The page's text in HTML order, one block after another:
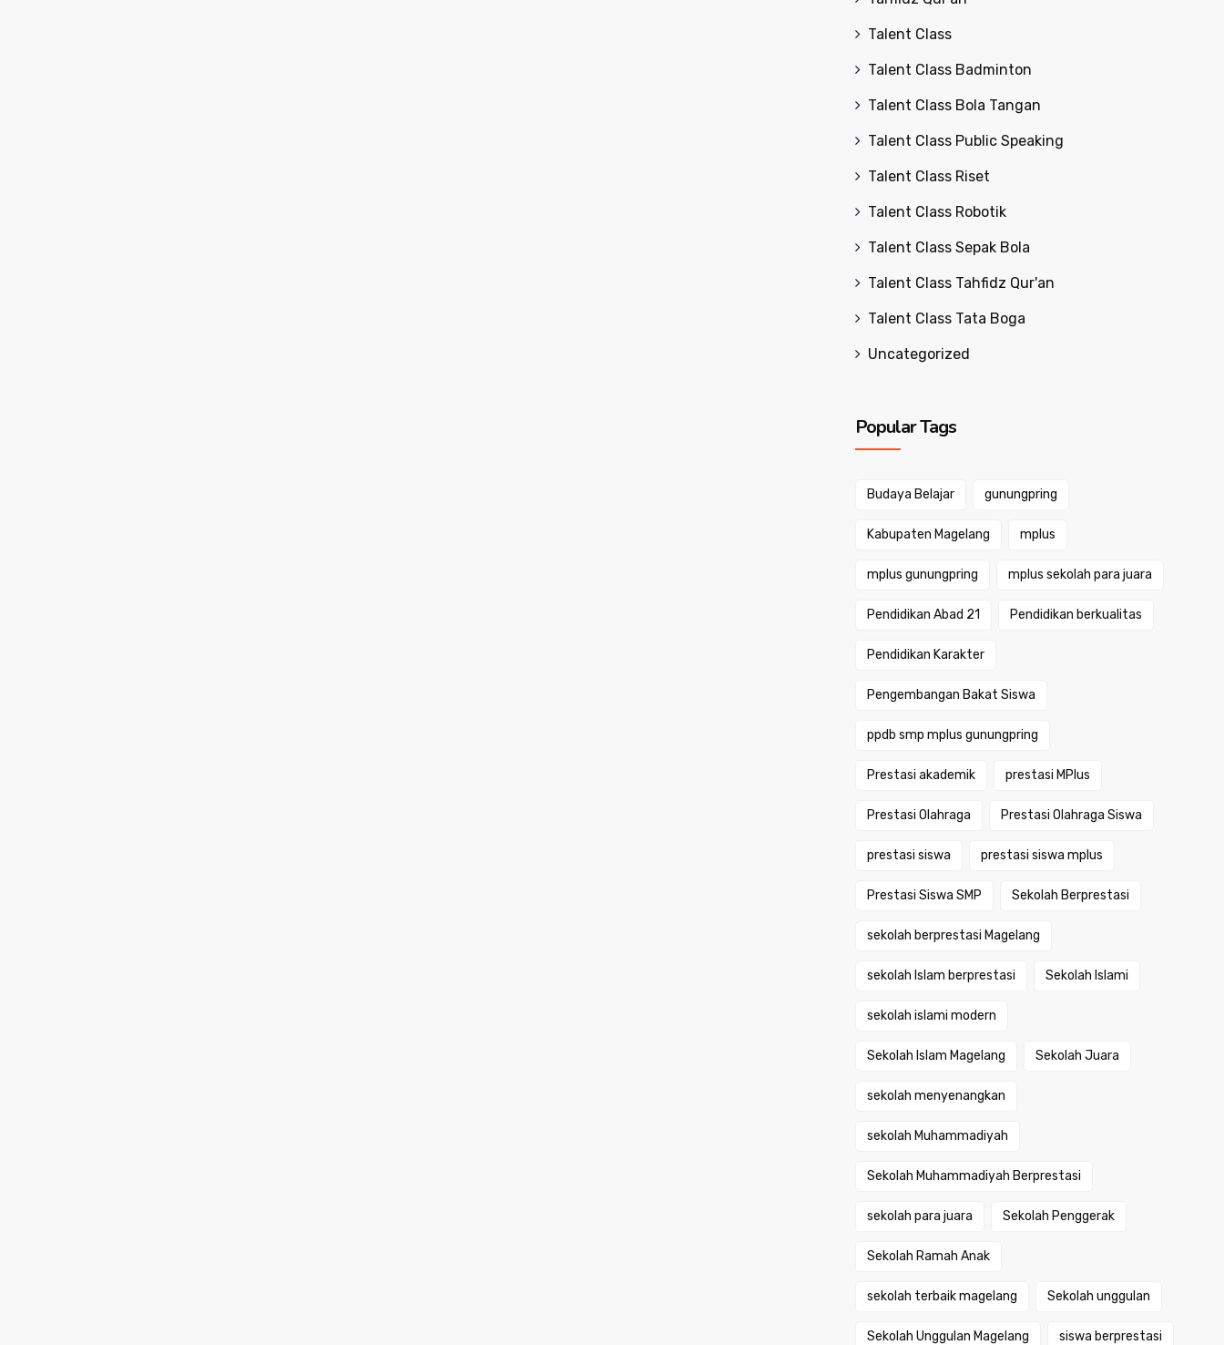
Talent Class
Talent Class Badminton
Talent Class Bola Tangan
Talent Class Public Speaking
Talent Class Riset
Talent Class Robotik
Talent Class Sepak Bola
Talent Class Tahfidz Qur'an
Talent Class Tata Boga
Uncategorized
Popular Tags
Budaya Belajar gunungpring
Kabupaten Magelang mplus
mplus gunungpring mplus sekolah para juara
Pendidikan Abad 21 Pendidikan berkualitas
Pendidikan Karakter
Pengembangan Bakat Siswa
ppdb smp mplus gunungpring
Prestasi akademik prestasi MPlus
Prestasi Olahraga Prestasi Olahraga Siswa
prestasi siswa prestasi siswa mplus
Prestasi Siswa SMP Sekolah Berprestasi
sekolah berprestasi Magelang
sekolah Islam berprestasi Sekolah Islami
sekolah islami modern
Sekolah Islam Magelang Sekolah Juara
sekolah menyenangkan
sekolah Muhammadiyah
Sekolah Muhammadiyah Berprestasi
sekolah para juara Sekolah Penggerak
Sekolah Ramah Anak
sekolah terbaik magelang Sekolah unggulan
Sekolah Unggulan Magelang siswa berprestasi